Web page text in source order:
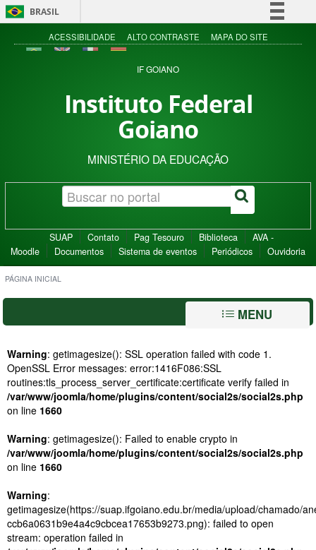
BRASIL
Simplifique!
Acesso à informação
ACESSIBILIDADE ALTO CONTRASTE MAPA DO SITE
IF GOIANO
Instituto Federal
Goiano
MINISTÉRIO DA EDUCAÇÃO
SUAP Contato Pag Tesouro Biblioteca
AVA -
Moodle
Documentos Sistema de eventos Periódicos Ouvidoria
PÁGINA INICIAL
MENU
Warning: getimagesize(): SSL operation failed with code 1.
OpenSSL Error messages: error:1416F086:SSL
routines:tls_process_server_certificate:certificate verify failed in
/var/www/joomla/home/plugins/content/social2s/social2s.php
on line 1660
Warning: getimagesize(): Failed to enable crypto in
/var/www/joomla/home/plugins/content/social2s/social2s.php
on line 1660
Warning:
getimagesize(https://suap.ifgoiano.edu.br/media/upload/chamado/
ccb6a0631b9e4a4c9cbcea17653b9273.png): failed to open
stream: operation failed in